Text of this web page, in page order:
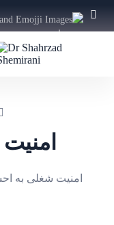
دوره ها
ویژه
امنیت شغلی به